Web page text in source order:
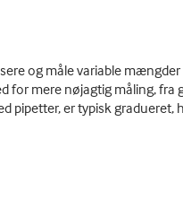
og måle variable
for mere nøjagtig måling,
pipetter, er typisk